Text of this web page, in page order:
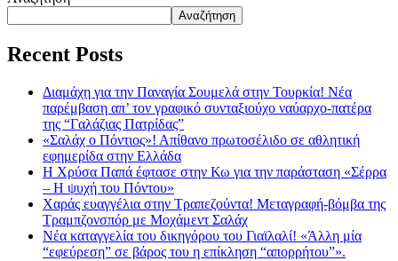
Αναζήτηση
Recent Posts
Διαμάχη για την Παναγία Σουμελά στην Τουρκία! Νέα
παρέμβαση απ’ τον γραφικό συνταξιούχο ναύαρχο-πατέρα
της “Γαλάζιας Πατρίδας”
«Σαλάχ ο Πόντιος»! Απίθανο πρωτοσέλιδο σε αθλητική
εφημερίδα στην Ελλάδα
Η Χρύσα Παπά έφτασε στην Κω για την παράσταση «Σέρρα
– Η ψυχή του Πόντου»
Χαράς ευαγγέλια στην Τραπεζούντα! Μεταγραφή-βόμβα της
Τραμπζονσπόρ με Μοχάμεντ Σαλάχ
Νέα καταγγελία του δικηγόρου του Γιαϊλαλί! «Άλλη μία
“εφεύρεση” σε βάρος του η επίκληση “απορρήτου”».